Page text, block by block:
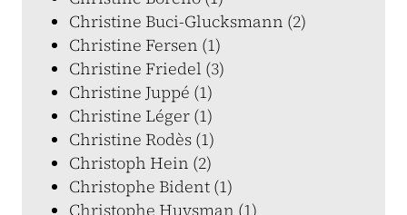
Christine Buci-Glucksmann (2)
Christine Fersen (1)
Christine Friedel (3)
Christine Juppé (1)
Christine Léger (1)
Christine Rodès (1)
Christoph Hein (2)
Christophe Bident (1)
Christophe Huysman (1)